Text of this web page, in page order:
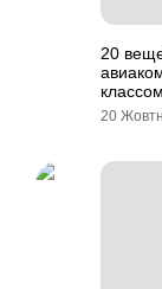
20
классом
20